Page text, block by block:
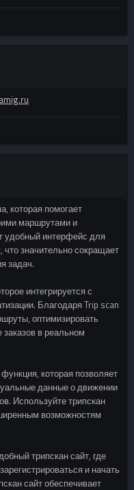
которая помогает
маршрутами и
удобный интерфейс для
значительно сокращает
задач.
интегрируется с
Благодаря Trip scan
оптимизировать
в реальном
которая позволяет
данные о движении
Используйте трипскан
возможностям
трипскан сайт, где
и начать
сайт обеспечивает